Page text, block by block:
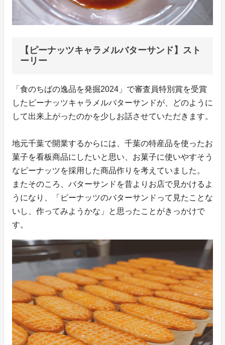
【ピーナッツキャラメルバターサンド】スト
ーリー
「食のちばの逸品を発掘2024」で審査員特別賞を受賞
したピーナッツキャラメルバターサンドが、どのように
して出来上がったのかを少しお話させていただきます。
地元千葉で開業するからには、千葉の特産品を使ったお
菓子を看板商品にしたいと思い、お菓子に使いやすそう
なピーナッツを採用した商品作りを考えていました。
またそのころ、バターサンドを昔よりお店で見かけるよ
うになり、「ピーナッツのバターサンドって見たことな
いし、作ってみようかな」と思ったことがきっかけで
す。